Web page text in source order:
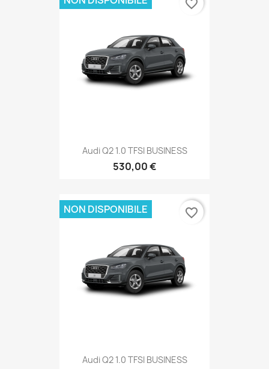
Audi Q2 1.0 TFSI BUSINESS
530,00 €
favorite_border
Audi Q2 1.0 TFSI BUSINESS
NON DISPONIBILE favorite_border